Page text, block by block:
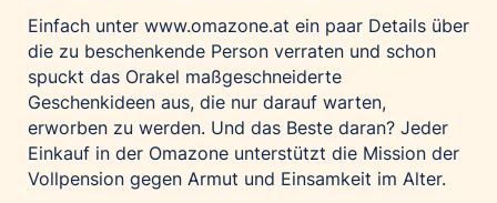
JYSK
Kroatische Zentrale für Tourismus
List Holding Gruppe
Marble House
Mediaplus
Microsoft
Einfach unter www.omazone.at ein paar Details über
die zu beschenkende Person verraten und schon
spuckt das Orakel maßgeschneiderte
Geschenkideen aus, die nur darauf warten,
erworben zu werden. Und das Beste daran? Jeder
Einkauf in der Omazone unterstützt die Mission der
Vollpension gegen Armut und Einsamkeit im Alter.